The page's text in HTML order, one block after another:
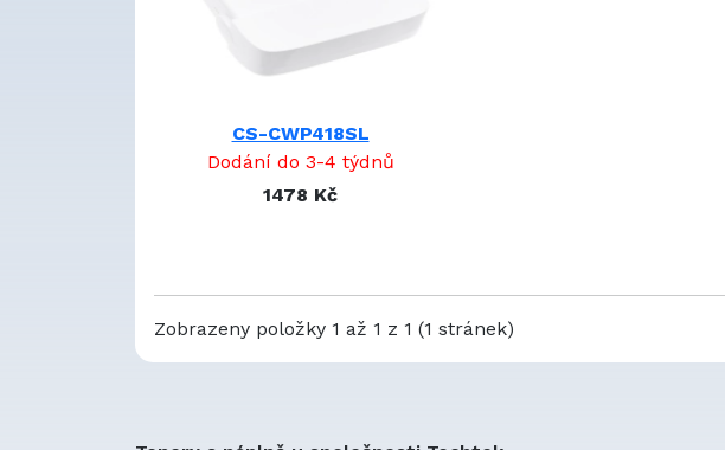
CS-CWP418SL
Dodání do 3-4 týdnů
1478 Kč
Zobrazeny položky 1 až 1 z 1 (1 stránek)